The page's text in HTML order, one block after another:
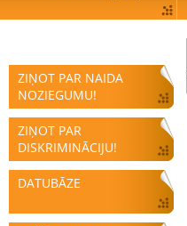
ZIŅOT PAR NAIDA
NOZIEGUMU!
ZIŅOT PAR
DISKRIMINĀCIJU!
DATUBĀZE